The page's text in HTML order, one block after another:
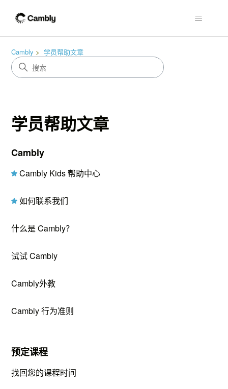
Cambly 学员帮助文章
学员帮助文章
Cambly
Cambly Kids 帮助中心
如何联系我们
什么是 Cambly？
试试 Cambly
Cambly外教
Cambly 行为准则
预定课程
找回您的课程时间